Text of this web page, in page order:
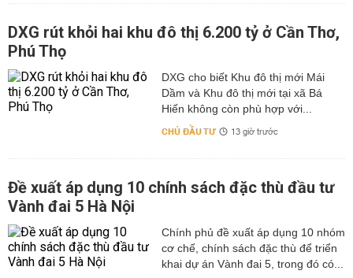
DXG rút khỏi hai khu đô thị 6.200 tỷ ở Cần Thơ,
Phú Thọ
DXG cho biết Khu đô thị mới Mái
Dầm và Khu đô thị mới tại xã Bá
Hiến không còn phù hợp với...
CHỦ ĐẦU TƯ 13 giờ trước
Đề xuất áp dụng 10 chính sách đặc thù đầu tư
Vành đai 5 Hà Nội
Chính phủ đề xuất áp dụng 10 nhóm
cơ chế, chính sách đặc thù để triển
khai dự án Vành đai 5, trong đó có...